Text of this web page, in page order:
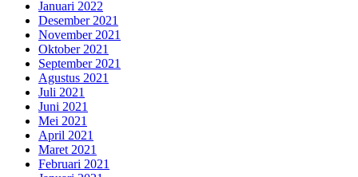
Januari 2022
Desember 2021
November 2021
Oktober 2021
September 2021
Agustus 2021
Juli 2021
Juni 2021
Mei 2021
April 2021
Maret 2021
Februari 2021